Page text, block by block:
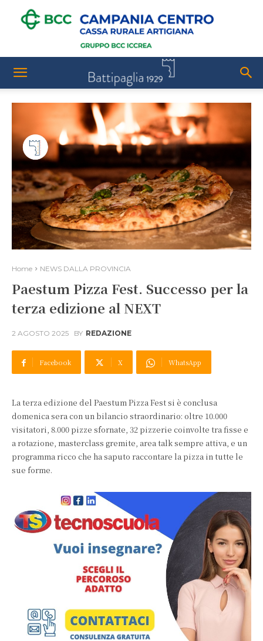
Home NEWS DALLA PROVINCIA
Paestum Pizza Fest. Successo per la
terza edizione al NEXT
2 AGOSTO 2025 BY REDAZIONE
Facebook X WhatsApp
La terza edizione del Paestum Pizza Fest si è conclusa
domenica sera con un bilancio straordinario: oltre 10.000
visitatori, 8.000 pizze sfornate, 32 pizzerie coinvolte tra fisse e
a rotazione, masterclass gremite, area talk sempre attiva, e un
programma ricco che ha saputo raccontare la pizza in tutte le
sue forme.